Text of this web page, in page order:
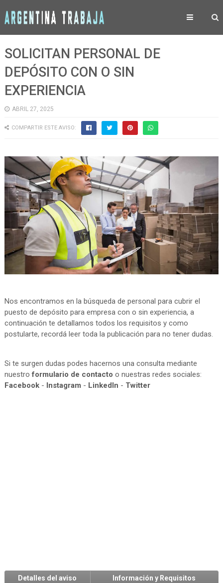
SOLICITAN PERSONAL DE
DEPÓSITO CON O SIN
EXPERIENCIA
ABRIL 27, 2025
COMPARTIR ESTE AVISO:
Nos encontramos en la búsqueda de personal para cubrir el
puesto de depósito para empresa con o sin experiencia, a
continuación te detallamos todos los requisitos y como
postularte, recordá leer toda la publicación para no tener dudas.
Si te surgen dudas podes hacernos una consulta mediante
nuestroformulario de contacto o nuestras redes sociales:
Facebook- Instagram - LinkedIn - Twitter
Detalles del aviso
Información y Requisitos